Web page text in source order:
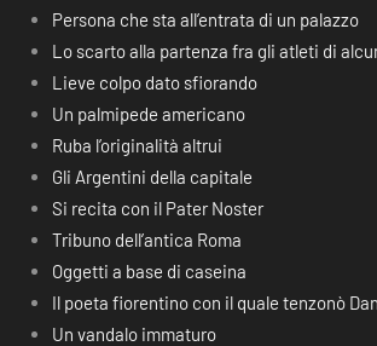
Persona che sta all’entrata di un palazzo
Lo scarto alla partenza fra gli atleti di
Lieve colpo dato sfiorando
Un palmipede americano
Ruba l’originalità altrui
Gli Argentini della capitale
Si recita con il Pater Noster
Tribuno dell’antica Roma
Oggetti a base di caseina
Il poeta fiorentino con il quale tenzonò
Un vandalo immaturo